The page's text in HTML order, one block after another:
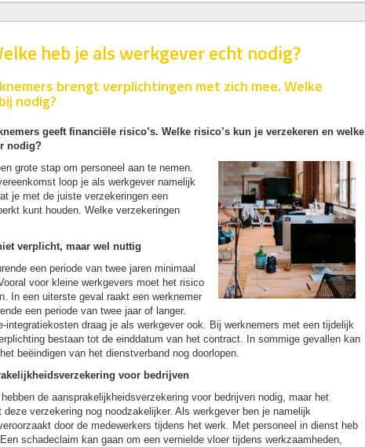
heb je als werkgever echt nodig?
brengt verplichtingen met zich mee. Welke
nodig?
geeft financiële risico’s. Welke risico’s kun je verzekeren en welke
nodig?
grote stap om personeel aan te nemen.
loop je als werkgever namelijk
je met de juiste verzekeringen een
kunt houden. Welke verzekeringen
verplicht, maar wel nuttig
een periode van twee jaren minimaal
voor kleine werkgevers moet het risico
In een uiterste geval raakt een werknemer
een periode van twee jaar of langer.
integratiekosten draag je als werkgever ook. Bij werknemers met een tijdelijk
bestaan tot de einddatum van het contract. In sommige gevallen kan
beëindigen van het dienstverband nog doorlopen.
voor bedrijven
de aansprakelijkheidsverzekering voor bedrijven nodig, maar het
verzekering nog noodzakelijker. Als werkgever ben je namelijk
door de medewerkers tijdens het werk. Met personeel in dienst heb
schadeclaim kan gaan om een vernielde vloer tijdens werkzaamheden,